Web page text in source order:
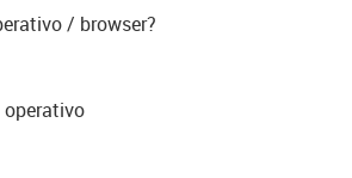
/ browser?